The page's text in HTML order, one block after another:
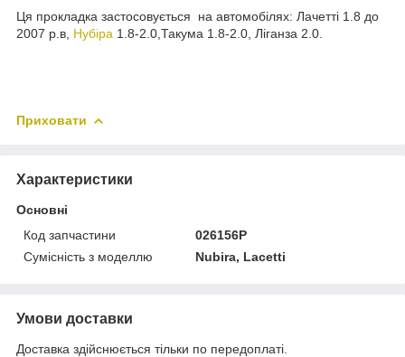
Ця прокладка застосовується на автомобілях: Лачетті 1.8 до
2007 р.в, Нубіра 1.8-2.0,Такума 1.8-2.0, Ліганза 2.0.
Приховати
Характеристики
Основні
Код запчастини
026156P
Сумісність з моделлю
Nubira, Lacetti
Умови доставки
Доставка здійснюється тільки по передоплаті.